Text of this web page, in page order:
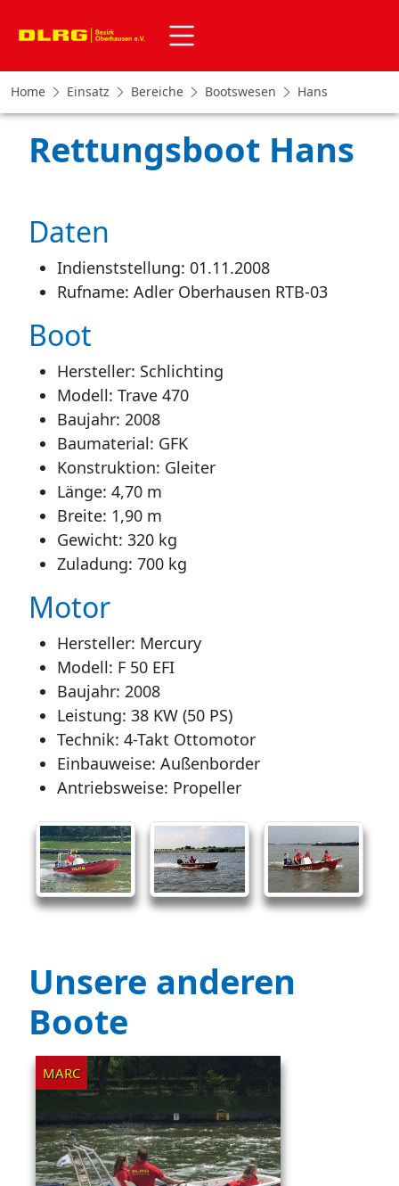
Home Einsatz Bereiche Bootswesen Hans
Rettungsboot Hans
Daten
Indienststellung: 01.11.2008
Rufname: Adler Oberhausen RTB-03
Boot
Hersteller: Schlichting
Modell: Trave 470
Baujahr: 2008
Baumaterial: GFK
Konstruktion: Gleiter
Länge: 4,70 m
Breite: 1,90 m
Gewicht: 320 kg
Zuladung: 700 kg
Motor
Hersteller: Mercury
Modell: F 50 EFI
Baujahr: 2008
Leistung: 38 KW (50 PS)
Technik: 4-Takt Ottomotor
Einbauweise: Außenborder
Antriebsweise: Propeller
Unsere anderen
Boote
MARC